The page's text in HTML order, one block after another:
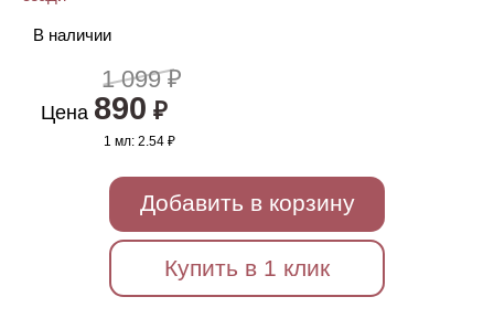
В наличии
1 099 ₽
Цена 890 ₽
1 мл:2.54 ₽
Добавить в корзину
Купить в 1 клик